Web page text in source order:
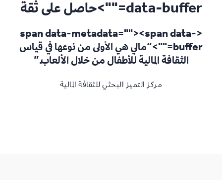
data-buffer="
">حاصل على ثقة
<span data-metadata="
"><span data-
buffer="
">“مالي هي الأولى من نوعها في قياس
الثقافة المالية للأطفال من خلال الألعاب.”
مركز التميز البحثي للثقافة المالية